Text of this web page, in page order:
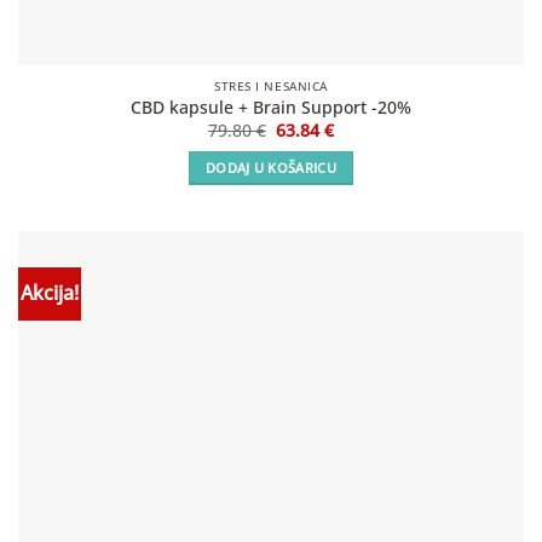
STRES I NESANICA
CBD kapsule + Brain Support -20%
79.80€ Izvorna
cijena
bila
je:
79.80 €.
63.84€Trenutna
cijena
je:
63.84 €.
DODAJ U KOŠARICU
Akcija!